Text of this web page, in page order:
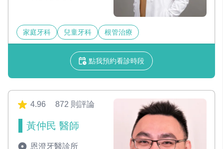
家庭牙科 兒童牙科 根管治療
點我預約看診時段
4.96 872 則評論
黃仲民 醫師
恩澄牙醫診所